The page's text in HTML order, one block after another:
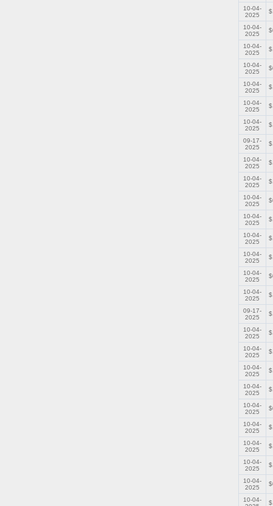
10-04-
2025
10-04-
2025
10-04-
2025
10-04-
2025
10-04-
2025
10-04-
2025
10-04-
2025
09-17-
2025
10-04-
2025
10-04-
2025
10-04-
2025
10-04-
2025
10-04-
2025
10-04-
2025
10-04-
2025
10-04-
2025
09-17-
2025
10-04-
2025
10-04-
2025
10-04-
2025
10-04-
2025
10-04-
2025
10-04-
2025
10-04-
2025
10-04-
2025
10-04-
2025
10-04-